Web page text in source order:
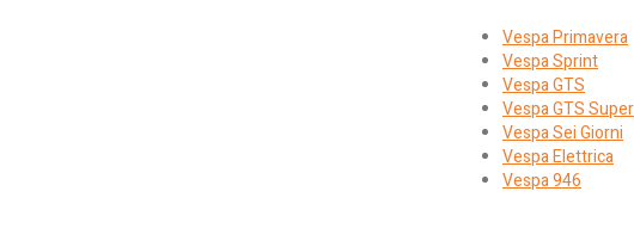
Vespa Primavera
Vespa Sprint
Vespa GTS
Vespa GTS Super
Vespa Sei Giorni
Vespa Elettrica
Vespa 946